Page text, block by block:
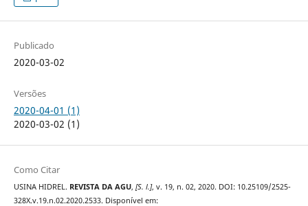
Publicado
2020-03-02
Versões
2020-04-01 (1)
2020-03-02 (1)
Como Citar
USINA HIDREL. REVISTA DA AGU, [S. l.], v. 19, n. 02, 2020. DOI: 10.25109/2525-
328X.v.19.n.02.2020.2533. Disponível em: